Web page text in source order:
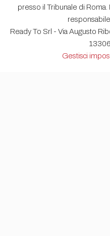
presso il Tribunale di
Ready To Srl - Via Augusto
Gestisci